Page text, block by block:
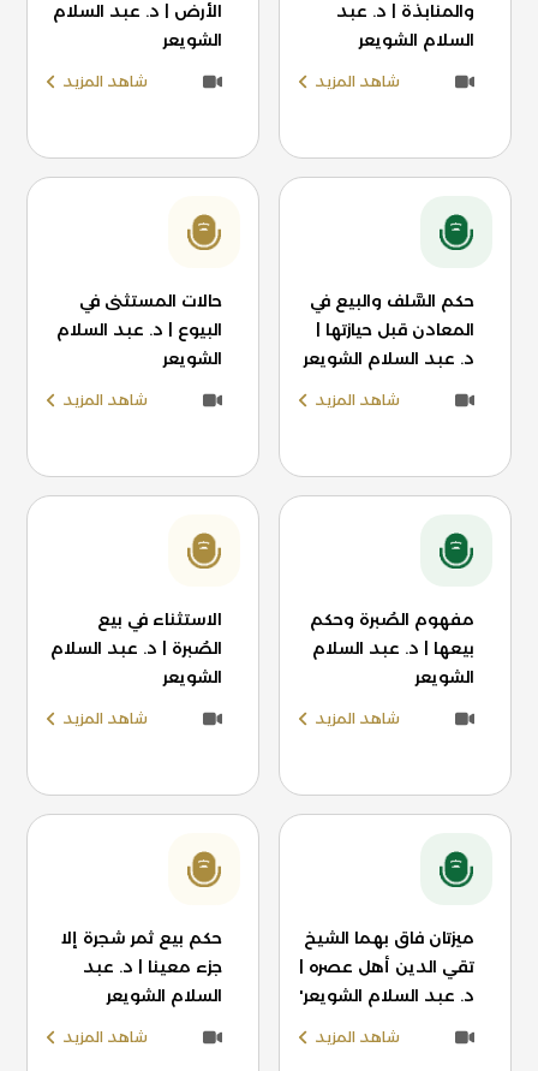
والمنابذة | د. عبد
السلام الشويعر
شاهد المزيد
الأرض | د. عبد السلام
الشويعر
شاهد المزيد
حكم السَّلف والبيع في
المعادن قبل حيازتها |
د. عبد السلام الشويعر
شاهد المزيد
حالات المستثنى في
البيوع | د. عبد السلام
الشويعر
شاهد المزيد
مفهوم الصُبرة وحكم
بيعها | د. عبد السلام
الشويعر
شاهد المزيد
الاستثناء في بيع
الصُبرة | د. عبد السلام
الشويعر
شاهد المزيد
ميزتان فاق بهما الشيخ
تقي الدين أهل عصره |
د. عبد السلام الشويعر'
شاهد المزيد
حكم بيع ثمر شجرة إلا
جزء معينا | د. عبد
السلام الشويعر
شاهد المزيد